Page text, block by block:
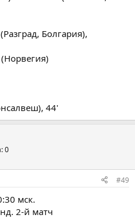
Болгария),
44'
0
#49
мск.
2-й матч